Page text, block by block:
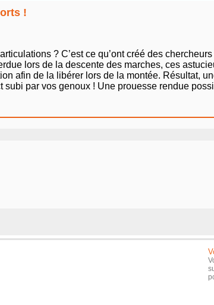
!
? C’est ce qu’ont créé des
lors de la descente des marches, ces
afin de la libérer lors de la montée. Résultat,
subi par vos genoux ! Une prouesse rendue